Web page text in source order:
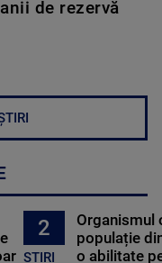
de rezervă
2
STIRI
Organismul
populație
o abilitate